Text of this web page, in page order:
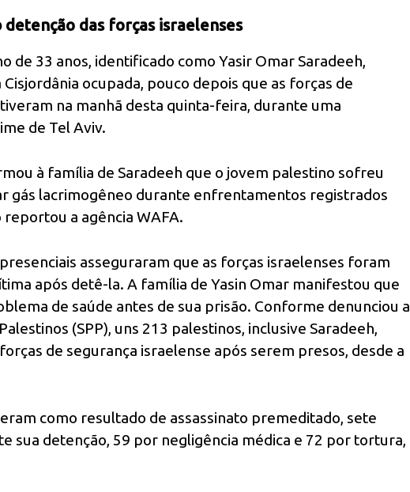
das forças israelenses
de 33 anos, identificado como Yasir Omar Saradeeh,
ocupada, pouco depois que as forças de
na manhã desta quinta-feira, durante uma
de Tel Aviv.
à família de Saradeeh que o jovem palestino sofreu
gás lacrimogêneo durante enfrentamentos registrados
a agência WAFA.
asseguraram que as forças israelenses foram
após detê-la. A família de Yasin Omar manifestou que
de saúde antes de sua prisão. Conforme denunciou a
(SPP), uns 213 palestinos, inclusive Saradeeh,
de segurança israelense após serem presos, desde a
como resultado de assassinato premeditado, sete
sua detenção, 59 por negligência médica e 72 por tortura,